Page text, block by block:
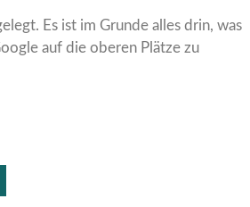
Es ist im Grunde alles drin, was
auf die oberen Plätze zu